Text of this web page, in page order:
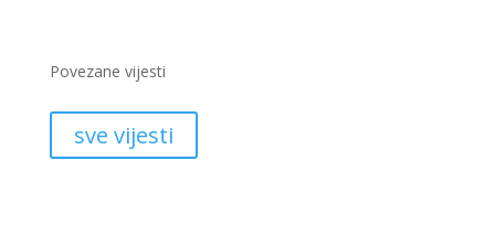
Povezane vijesti
sve vijesti